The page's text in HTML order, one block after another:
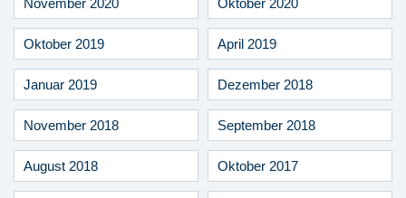
November 2020 Oktober 2020
Oktober 2019 April 2019
Januar 2019 Dezember 2018
November 2018 September 2018
August 2018 Oktober 2017